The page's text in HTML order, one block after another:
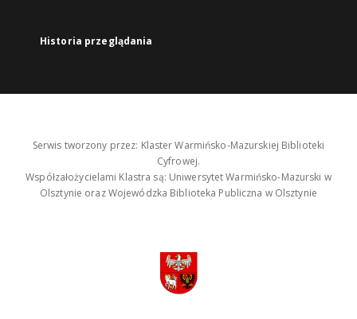
Historia przeglądania
Serwis tworzony przez: Klaster Warmińsko-Mazurskiej Biblioteki
Cyfrowej.
Współzałożycielami Klastra są: Uniwersytet Warmińsko-Mazurski w
Olsztynie oraz Wojewódzka Biblioteka Publiczna w Olsztynie